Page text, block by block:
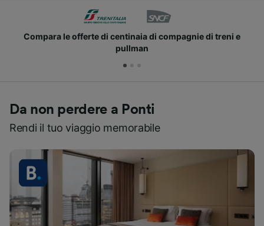
Unisciti ai milioni di utenti che usano già Trainline
Da non perdere a Ponti
Rendi il tuo viaggio memorabile